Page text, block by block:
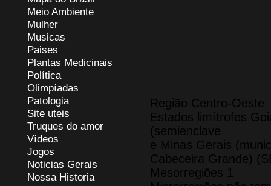
Meio Ambiente
Mulher
Musicas
Paises
Plantas Medicinais
Política
Olimpíadas
Patologia
Site uteis
Truques do amor
Vídeos
Jogos
Noticias Gerais
Nossa Historia
Região Centro-Oeste
Estados limítrofes
(semienclave
e Minas Gerais
Cabeceira Grande)
Mesorregiões 1